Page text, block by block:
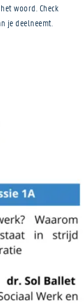
woord. Check
je deelneemt.